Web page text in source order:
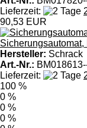
Lieferzeit:
90,53 EUR
Hersteller: Schrack
Art.-Nr.:
Lieferzeit:
100 %
0 %
0 %
0 %